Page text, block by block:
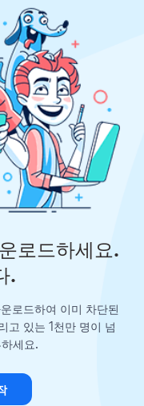
로드하세요.
.
로드하여 이미 차단된
고 있는 1천만 명이 넘
세요.